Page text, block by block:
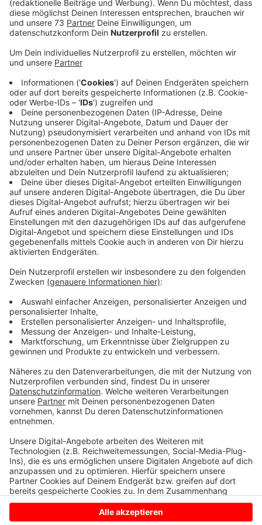
Anzeige
Bekannte Betrugsmasche
Anzeige
Das Telefon klingelt und am anderen Ende bittet eine
weinende Stimme um Hilfe. In so einem Moment geht
man nicht direkt von einer Betrugsmasche aus. Aber
genau so gehen die Betrüger bei Schockanrufen vor.
Ein älteres Ehepaar aus Borken ist gestern auf so
einen Anruf hereingefallen. Die beiden dachten, ihre
Tochter hätte einen tödlichen Verkehrsunfall
verursacht und käme ohne eine Kaution ins Gefängnis.
Das jedenfalls behauptete der angeblicher Polizist,
wertvollen Schmuck und eine fünfstellige Geldsumme
an einen Abholer. Die Polizei hat schon öfter vor dieser
Betrugsmasche gewarnt. Leider fallen trotzdem
immer noch Senioren darauf rein. Wenn ihr also ältere
Angehörige oder Freunde habt, weist sie bitte darauf
hin, dass sie bei solchen Anrufen sofort auflegen
Anzeige
Anzeige